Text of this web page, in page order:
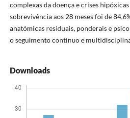
complexas da doença e crises
sobrevivência aos 28 meses foi de
anatómicas residuais, ponderais e
o seguimento contínuo e
Downloads